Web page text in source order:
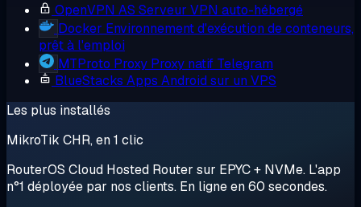
OpenVPN AS Serveur VPN auto-hébergé
Docker Environnement d'exécution de conteneurs,
prêt à l'emploi
MTProto Proxy Proxy natif Telegram
BlueStacks Apps Android sur un VPS
Les plus installés
MikroTik CHR, en 1 clic
RouterOS Cloud Hosted Router sur EPYC + NVMe. L'app
n°1 déployée par nos clients. En ligne en 60 secondes.